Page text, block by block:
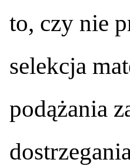
to, czy nie
selekcja
podążania